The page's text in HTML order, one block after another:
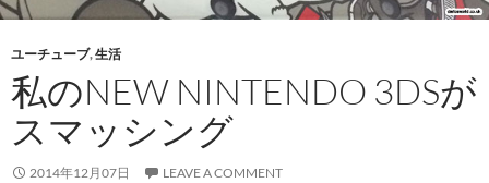
ユーチューブ,生活
私のNEW NINTENDO 3DSが
スマッシング
2014年12月07日 LEAVE A COMMENT